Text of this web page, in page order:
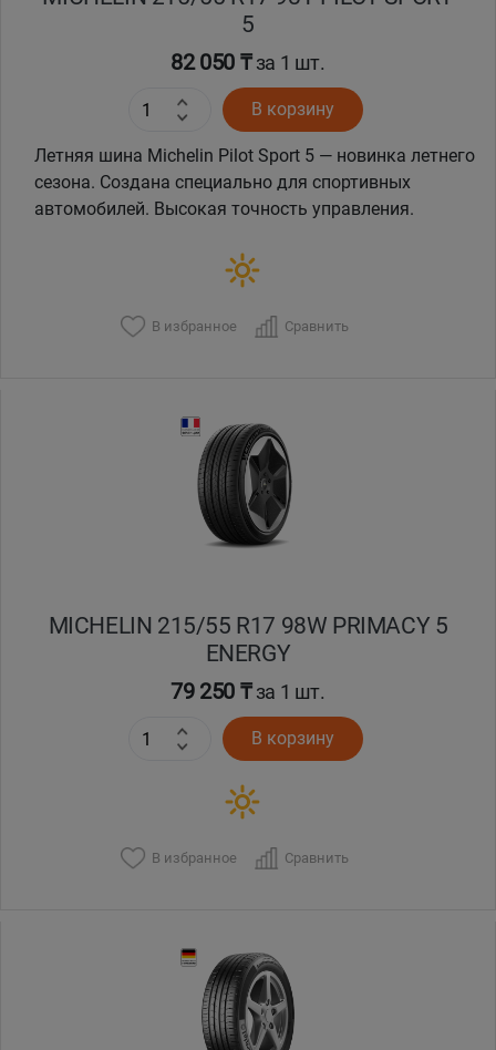
5
82 050 ₸за 1 шт.
В корзину
Летняя шина Michelin Pilot Sport 5 — новинка летнего
сезона. Создана специально для спортивных
автомобилей. Высокая точность управления.
В избранное Сравнить
MICHELIN 215/55 R17 98W PRIMACY 5
ENERGY
79 250 ₸за 1 шт.
В корзину
В избранное Сравнить